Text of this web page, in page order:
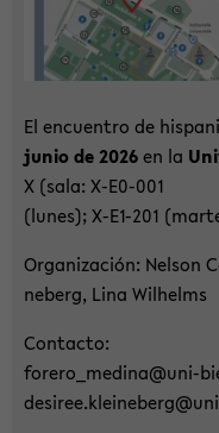
El en­cuen­tro de
junio de 2026en la
X (sala: X-​E0-001
(lunes); X-​E1-201
Or­ga­ni­za­ción: Nel­son
ne­berg, Lina Wil­helms
Con­tac­to:
fo­re­ro_­me­di­na@uni-​